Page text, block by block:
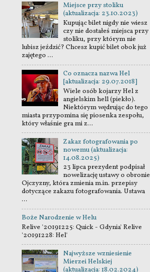
Miejsce przy stoliku
(aktualizacja: 23.10.2023)
Kupując bilet nigdy nie wiesz
czy nie dostałeś miejsca przy
stoliku, przy którym nie
lubisz jeździć? Chcesz kupić bilet obok już
zajętego ...
Co oznacza nazwa Hel
[aktualizacja: 29.07.2018]
Wiele osób kojarzy Hel z
angielskim hell (piekło).
Niektórym wędrując do tego
miasta przypomina się piosenka zespołu,
który właśnie gra mi z...
Zakaz fotografowania po
nowemu (aktualizacja:
14.08.2025)
23 lipca prezydent podpisał
nowelizację ustawy o obronie
Ojczyzny, która zmienia m.in. przepisy
dotyczące zakazu fotografowania. Ustawa
...
Boże Narodzenie w Helu
Relive '20191225: Quick - Gdynia' Relive
'20191228: Hel'
Najwyższe wzniesienie
Mierzei Helskiej
(aktualizacja: 18.02.2024)